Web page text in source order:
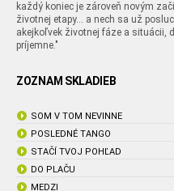
každý koniec je zároveň novým
životnej etapy... a nech sa už
akejkoľvek životnej fáze a situácii,
príjemne."
ZOZNAM SKLADIEB
SOM V TOM NEVINNE
POSLEDNÉ TANGO
STAČÍ TVOJ POHĽAD
DO PLAČU
MEDZI